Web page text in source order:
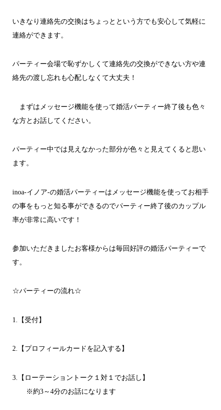
いきなり連絡先の交換はちょっとという方でも安心して気軽に
連絡ができます。
パーティー会場で恥ずかしくて連絡先の交換ができない方や連
絡先の渡し忘れも心配しなくて大丈夫！
まずはメッセージ機能を使って婚活パーティー終了後も色々
な方とお話してください。
パーティー中では見えなかった部分が色々と見えてくると思い
ます。
inoa-イノア-の婚活パーティーはメッセージ機能を使ってお相手
の事をもっと知る事ができるのでパーティー終了後のカップル
率が非常に高いです！
参加いただきましたお客様からは毎回好評の婚活パーティーで
す。
☆パーティーの流れ☆
1.【受付】
2.【プロフィールカードを記入する】
3.【ローテーショントーク１対１でお話し】
※約3～4分のお話になります